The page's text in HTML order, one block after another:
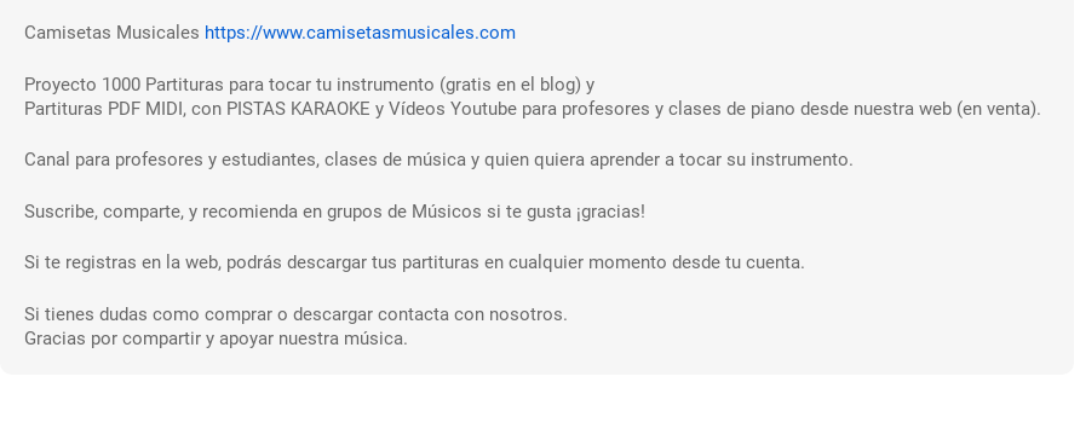
Camisetas Musicales https://www.camisetasmusicales.com
Proyecto 1000 Partituras para tocar tu instrumento (gratis en el blog) y
Partituras PDF MIDI, con PISTAS KARAOKE y Vídeos Youtube para profesores y clases de piano desde nuestra web (en venta).
Canal para profesores y estudiantes, clases de música y quien quiera aprender a tocar su instrumento.
Suscribe, comparte, y recomienda en grupos de Músicos si te gusta ¡gracias!
Si te registras en la web, podrás descargar tus partituras en cualquier momento desde tu cuenta.
Si tienes dudas como comprar o descargar contacta con nosotros.
Gracias por compartir y apoyar nuestra música.